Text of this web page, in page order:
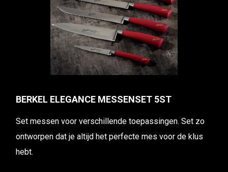
BERKEL ELEGANCE MESSENSET 5ST
Set messen voor verschillende toepassingen. Set zo
ontworpen dat je altijd het perfecte mes voor de klus
hebt.